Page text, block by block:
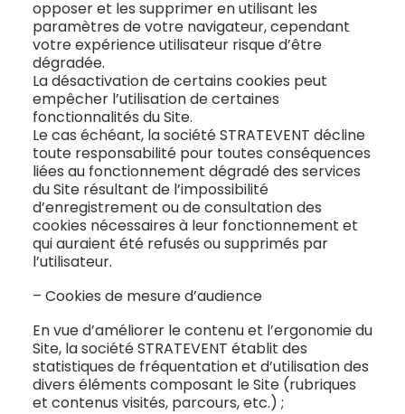
opposer et les supprimer en utilisant les
paramètres de votre navigateur, cependant
votre expérience utilisateur risque d’être
dégradée.
La désactivation de certains cookies peut
empêcher l’utilisation de certaines
fonctionnalités du Site.
Le cas échéant, la société STRATEVENT décline
toute responsabilité pour toutes conséquences
liées au fonctionnement dégradé des services
du Site résultant de l’impossibilité
d’enregistrement ou de consultation des
cookies nécessaires à leur fonctionnement et
qui auraient été refusés ou supprimés par
l’utilisateur.
– Cookies de mesure d’audience
En vue d’améliorer le contenu et l’ergonomie du
Site, la société STRATEVENT établit des
statistiques de fréquentation et d’utilisation des
divers éléments composant le Site (rubriques
et contenus visités, parcours, etc.) ;